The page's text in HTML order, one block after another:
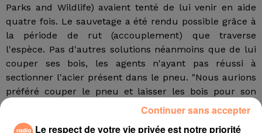
Parks and Wildlife) avaient tenté de lui venir en aide
quatre fois. Le sauvetage a été rendu possible grâce à
la période de rut (accouplement) que traverse
l'espèce. Pas d'autres solutions néanmoins que de lui
couper ses bois, les agents n'ayant pas réussi à
sectionner l'acier présent dans le pneu. "Nous aurions
préféré couper le pneu et laisser les bois pour son
activité d'orniérage" a déclaré Scott Murdoch, un des
Le respect de votre vie privée est notre priorité
Continuer sans accepter